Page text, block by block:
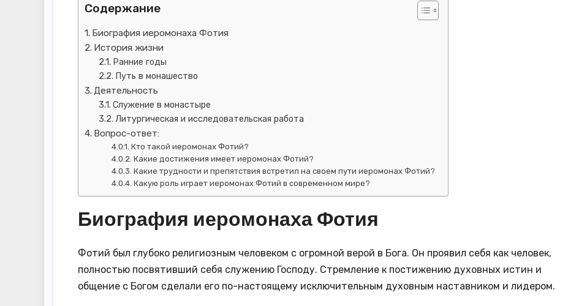
Содержание
Биография иеромонаха Фотия
История жизни
Ранние годы
Путь в монашество
Деятельность
Служение в монастыре
Литургическая и исследовательская работа
Вопрос-ответ:
Кто такой иеромонах Фотий?
Какие достижения имеет иеромонах Фотий?
Какие трудности и препятствия встретил на своем пути иеромонах Фотий?
Какую роль играет иеромонах Фотий в современном мире?
Биография иеромонаха Фотия
Фотий был глубоко религиозным человеком с огромной верой в Бога. Он проявил себя как человек,
полностью посвятивший себя служению Господу. Стремление к постижению духовных истин и
общение с Богом сделали его по-настоящему исключительным духовным наставником и лидером.